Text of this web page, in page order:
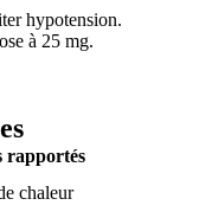
hypotension.
à 25 mg.
rapportés
chaleur